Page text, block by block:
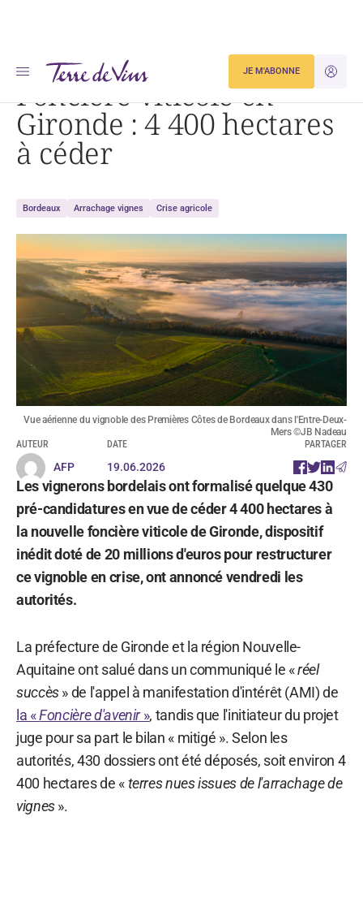
JE
JE M'ABONNE
Accueil Actualités Foncière viticole en Gironde : 4 400 hectares à céder
Foncière viticole en
Gironde : 4 400 hectares
à céder
Bordeaux Arrachage vignes Crise agricole
Vue aérienne du vignoble des Premières Côtes de Bordeaux dans l'Entre-Deux-
Mers ©JB Nadeau
AUTEUR
AFP
DATE
19.06.2026
PARTAGER
Les vignerons bordelais ont formalisé quelque 430
pré-candidatures en vue de céder 4 400 hectares à
la nouvelle foncière viticole de Gironde, dispositif
inédit doté de 20 millions d'euros pour restructurer
ce vignoble en crise, ont annoncé vendredi les
autorités.
La préfecture de Gironde et la région Nouvelle-
Aquitaine ont salué dans un communiqué le «réel
succès» de l'appel à manifestation d'intérêt (AMI) de
la «Foncière d'avenir», tandis que l'initiateur du projet
juge pour sa part le bilan « mitigé ». Selon les
autorités, 430 dossiers ont été déposés, soit environ 4
400 hectares de «terres nues issues de l'arrachage de
vignes».